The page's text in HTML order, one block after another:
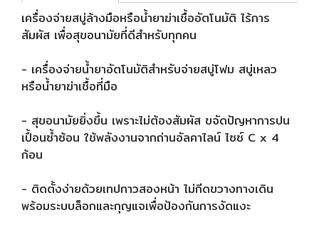
เครื่องจ่ายสบู่ล้างมือหรือน้ำยาฆ่าเชื้ออัตโนมัติ ไร้การ
สัมผัส เพื่อสุขอนามัยที่ดีสำหรับทุกคน
- เครื่องจ่ายน้ำยาอัตโนมัติสำหรับจ่ายสบู่โฟม สบู่เหลว
หรือน้ำยาฆ่าเชื้อที่มือ
- สุขอนามัยยิ่งขึ้น เพราะไม่ต้องสัมผัส ขจัดปัญหาการปน
เปื้อนซ้ำซ้อน ใช้พลังงานจากถ่านอัลคาไลน์ ไซซ์ C x 4
ก้อน
- ติดตั้งง่ายด้วยเทปกาวสองหน้า ไม่กีดขวางทางเดิน
พร้อมระบบล็อกและกุญแจเพื่อป้องกันการงัดแงะ